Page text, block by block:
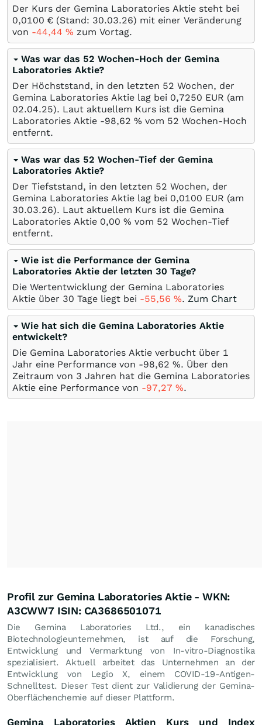
Der Kurs der Gemina Laboratories Aktie steht bei
0,0100 € (Stand: 30.03.26) mit einer Veränderung
von -44,44 % zum Vortag.
Was war das 52 Wochen-Hoch der Gemina
Laboratories Aktie?
Der Höchststand, in den letzten 52 Wochen, der
Gemina Laboratories Aktie lag bei 0,7250 EUR (am
02.04.25). Laut aktuellem Kurs ist die Gemina
Laboratories Aktie -98,62 % vom 52 Wochen-Hoch
entfernt.
Was war das 52 Wochen-Tief der Gemina
Laboratories Aktie?
Der Tiefststand, in den letzten 52 Wochen, der
Gemina Laboratories Aktie lag bei 0,0100 EUR (am
30.03.26). Laut aktuellem Kurs ist die Gemina
Laboratories Aktie 0,00 % vom 52 Wochen-Tief
entfernt.
Wie ist die Performance der Gemina
Laboratories Aktie der letzten 30 Tage?
Die Wertentwicklung der Gemina Laboratories
Aktie über 30 Tage liegt bei -55,56 %. Zum Chart
Wie hat sich die Gemina Laboratories Aktie
entwickelt?
Die Gemina Laboratories Aktie verbucht über 1
Jahr eine Performance von -98,62 %. Über den
Zeitraum von 3 Jahren hat die Gemina Laboratories
Aktie eine Performance von -97,27 %.
Profil zur Gemina Laboratories Aktie - WKN:
A3CWW7 ISIN: CA3686501071
Die Gemina Laboratories Ltd., ein kanadisches
Biotechnologieunternehmen, ist auf die Forschung,
Entwicklung und Vermarktung von In-vitro-Diagnostika
spezialisiert. Aktuell arbeitet das Unternehmen an der
Entwicklung von Legio X, einem COVID-19-Antigen-
Schnelltest. Dieser Test dient zur Validierung der Gemina-
Oberflächenchemie auf dieser Plattform.
Gemina Laboratories Aktien Kurs und Index